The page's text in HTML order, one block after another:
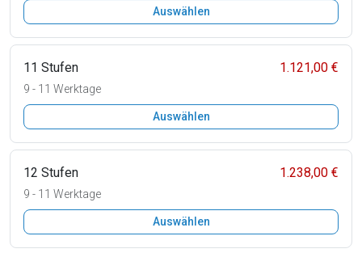
Auswählen
11 Stufen 1.121,00 €
9 - 11 Werktage
Auswählen
12 Stufen 1.238,00 €
9 - 11 Werktage
Auswählen